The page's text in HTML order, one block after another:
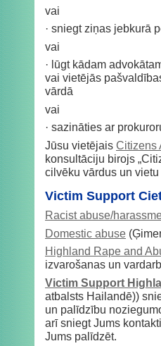
vai
· sniegt ziņas jebkurā
vai
· lūgt kādam
vai vietējās
vārdā
vai
· sazināties ar
Jūsu vietējais Citizens
konsultāciju birojs
cilvēku vārdus un
Victim Support
Racist abuse/
Domestic abuse
Highland Rape and
izvarošanas un
Victim Support
atbalsts Hailandē))
un palīdzību
arī sniegt Jums
Jums palīdzēt.